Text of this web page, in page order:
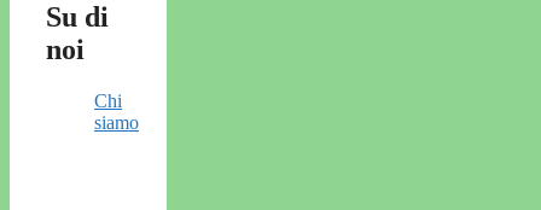
Su di
noi
Chi
siamo